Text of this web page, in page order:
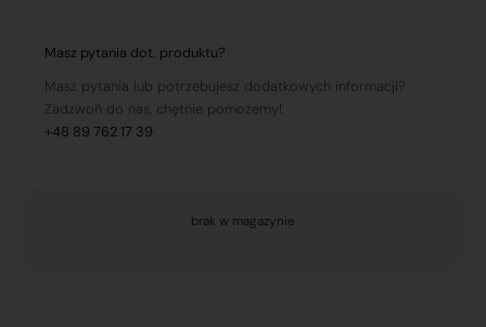
Masz pytania dot. produktu?
Masz pytania lub potrzebujesz dodatkowych informacji?
Zadzwoń do nas, chętnie pomożemy!
+48 89 762 17 39
brak w magazynie